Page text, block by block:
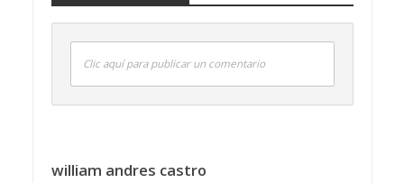
Clic aquí para publicar un comentario
william andres castro